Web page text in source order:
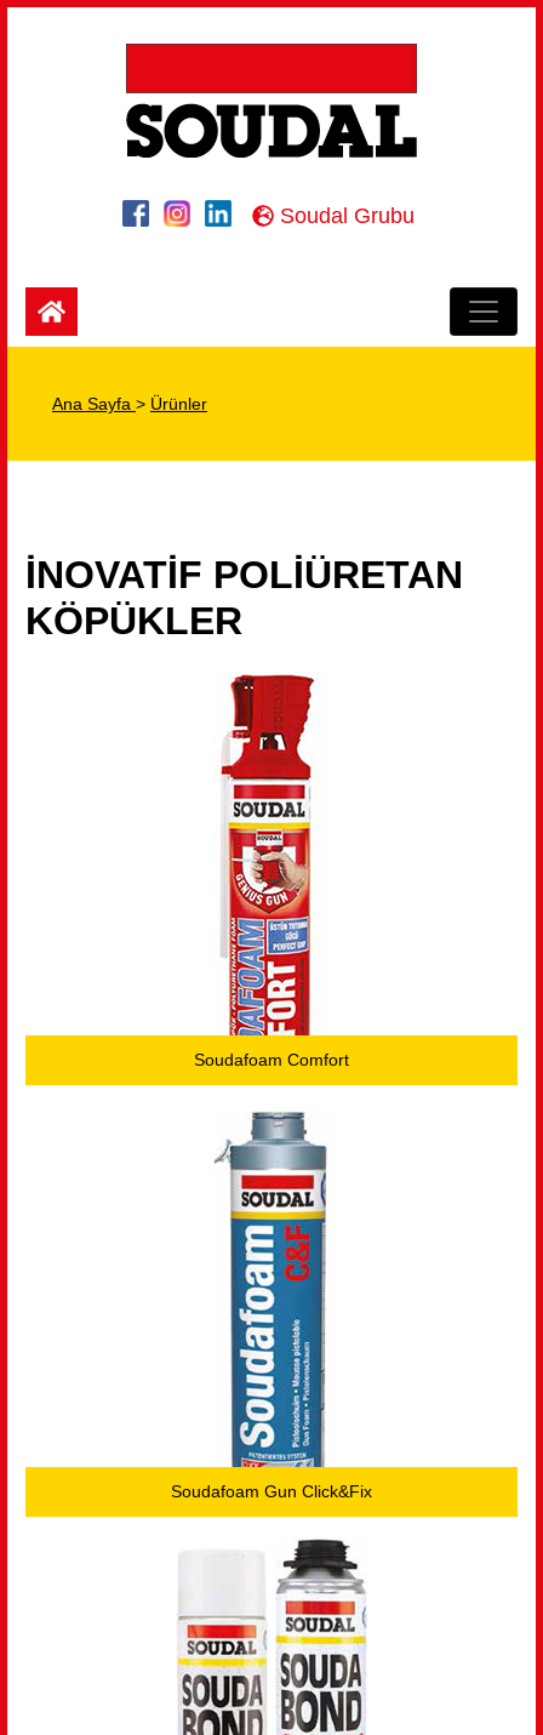
Soudal Grubu
Ana Sayfa > Ürünler
İNOVATİF POLİÜRETAN
KÖPÜKLER
Soudafoam Comfort
Soudafoam Gun Click&Fix